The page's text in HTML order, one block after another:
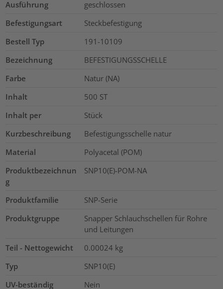
Ausführung
geschlossen
Befestigungsart
Steckbefestigung
Bestell Typ
191-10109
Bezeichnung
BEFESTIGUNGSSCHELLE
Farbe
Natur (NA)
Inhalt
500 ST
Inhalt per
Stück
Kurzbeschreibung
Befestigungsschelle natur
Material
Polyacetal (POM)
Produktbezeichnun
g
SNP10(E)-POM-NA
Produktfamilie
SNP-Serie
Produktgruppe
Snapper Schlauchschellen für Rohre
und Leitungen
Teil - Nettogewicht
0.00024 kg
Typ
SNP10(E)
UV-beständig
Nein